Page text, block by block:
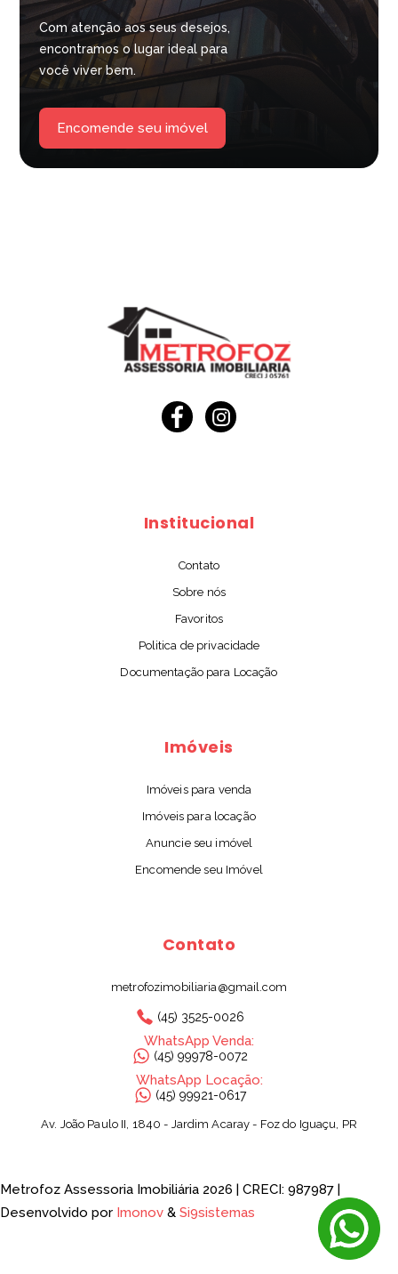
e privacidade. CliqueAQUIpara saber mais.
Com atenção aos seus desejos,
encontramos o lugar ideal para
você viver bem.
Encomende seu imóvel
Institucional
Contato
Sobre nós
Favoritos
Politica de privacidade
Documentação para Locação
Imóveis
Imóveis para venda
Imóveis para locação
Anuncie seu imóvel
Encomende seu Imóvel
Contato
metrofozimobiliaria@gmail.com
(45) 3525-0026
WhatsApp Venda:
(45) 99978-0072
WhatsApp Locação:
(45) 99921-0617
Av. João Paulo II, 1840 - Jardim Acaray - Foz do Iguaçu, PR
Metrofoz Assessoria Imobiliária 2026 | CRECI: 987987 |
Desenvolvido por Imonov & Si9sistemas